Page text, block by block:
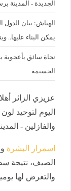
الجديدة - المدينة
الهباش: بيان الدول
يمكن البناء عليها..
نجاة سائق بأعجوبة
الحسيمة
عزيزي الزائر
اليوم لتوحيد
والفازلين -
اسمرار البشرة
الصيف، نتيجة
والتعرض لها